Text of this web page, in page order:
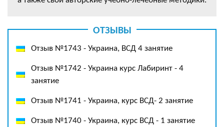
ОТЗЫВЫ
Отзыв №1743 - Украина, ВСД 4 занятие
Отзыв №1742 - Украина курс Лабиринт - 4
занятие
Отзыв №1741 - Украина, курс ВСД- 2 занятие
Отзыв №1740 - Украина, курс ВСД - 1 занятие